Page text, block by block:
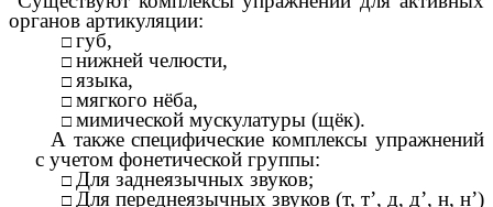
органов артикуляции:
губ,
нижней челюсти,
языка,
мягкого нёба,
мимической мускулатуры (щёк).
А также специфические комплексы упражнений
с учетом фонетической группы:
Для заднеязычных звуков;
Для переднеязычных звуков (т, т’, д, д’, н, н’)